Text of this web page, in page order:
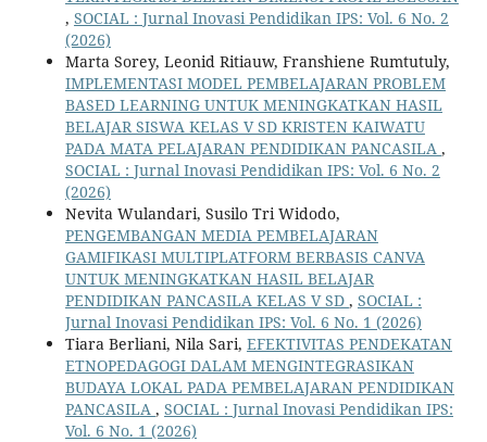
, SOCIAL : Jurnal Inovasi Pendidikan IPS: Vol. 6 No. 2
(2026)
Marta Sorey, Leonid Ritiauw, Franshiene Rumtutuly,
IMPLEMENTASI MODEL PEMBELAJARAN PROBLEM
BASED LEARNING UNTUK MENINGKATKAN HASIL
BELAJAR SISWA KELAS V SD KRISTEN KAIWATU
PADA MATA PELAJARAN PENDIDIKAN PANCASILA ,
SOCIAL : Jurnal Inovasi Pendidikan IPS: Vol. 6 No. 2
(2026)
Nevita Wulandari, Susilo Tri Widodo,
PENGEMBANGAN MEDIA PEMBELAJARAN
GAMIFIKASI MULTIPLATFORM BERBASIS CANVA
UNTUK MENINGKATKAN HASIL BELAJAR
PENDIDIKAN PANCASILA KELAS V SD , SOCIAL :
Jurnal Inovasi Pendidikan IPS: Vol. 6 No. 1 (2026)
Tiara Berliani, Nila Sari, EFEKTIVITAS PENDEKATAN
ETNOPEDAGOGI DALAM MENGINTEGRASIKAN
BUDAYA LOKAL PADA PEMBELAJARAN PENDIDIKAN
PANCASILA , SOCIAL : Jurnal Inovasi Pendidikan IPS:
Vol. 6 No. 1 (2026)